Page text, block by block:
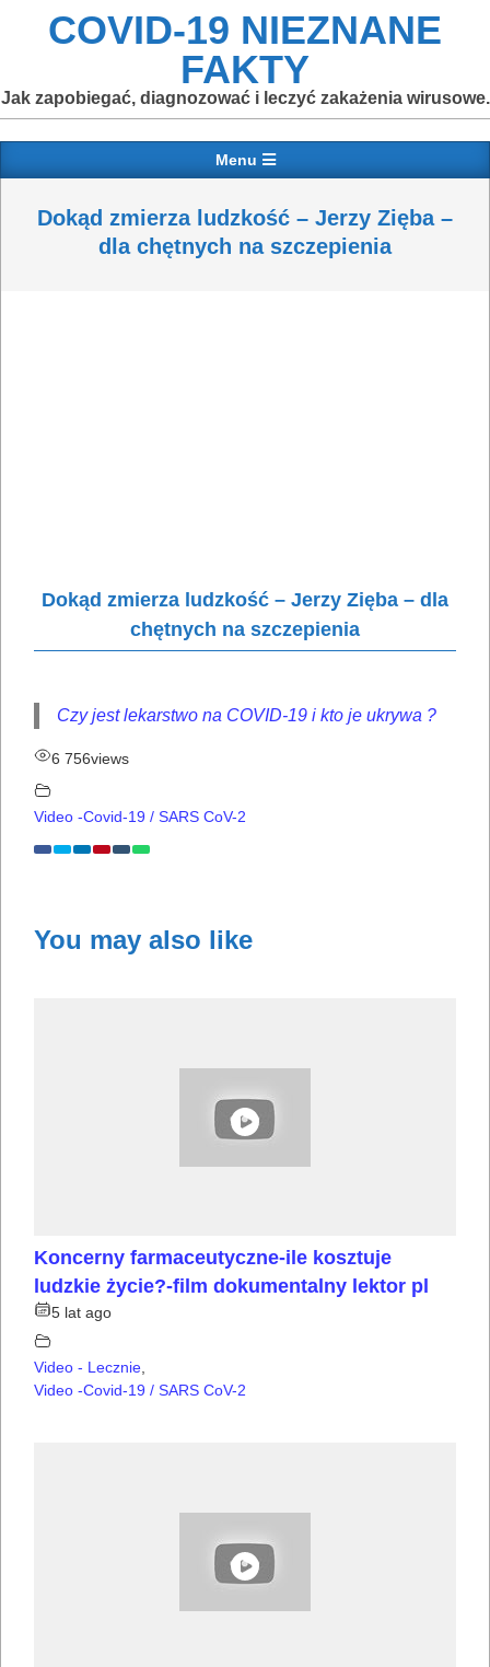
COVID-19 NIEZNANE
FAKTY
Jak zapobiegać, diagnozować i leczyć zakażenia wirusowe.
Navigation
Menu
Dokąd zmierza ludzkość – Jerzy Zięba –
dla chętnych na szczepienia
Dokąd zmierza ludzkość – Jerzy Zięba – dla
chętnych na szczepienia
Czy jest lekarstwo na COVID-19 i kto je ukrywa ?
6 756views
Video -Covid-19 / SARS CoV-2
You may also like
Koncerny farmaceutyczne-ile kosztuje
ludzkie życie?-film dokumentalny lektor pl
5 lat ago
Video - Lecznie,
Video -Covid-19 / SARS CoV-2